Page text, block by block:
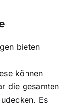
bieten
können
die gesamten
Es